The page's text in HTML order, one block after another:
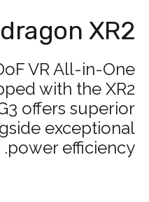
XR2
VR All-in-One
with the XR2
offers superior
exceptional
power efficiency.